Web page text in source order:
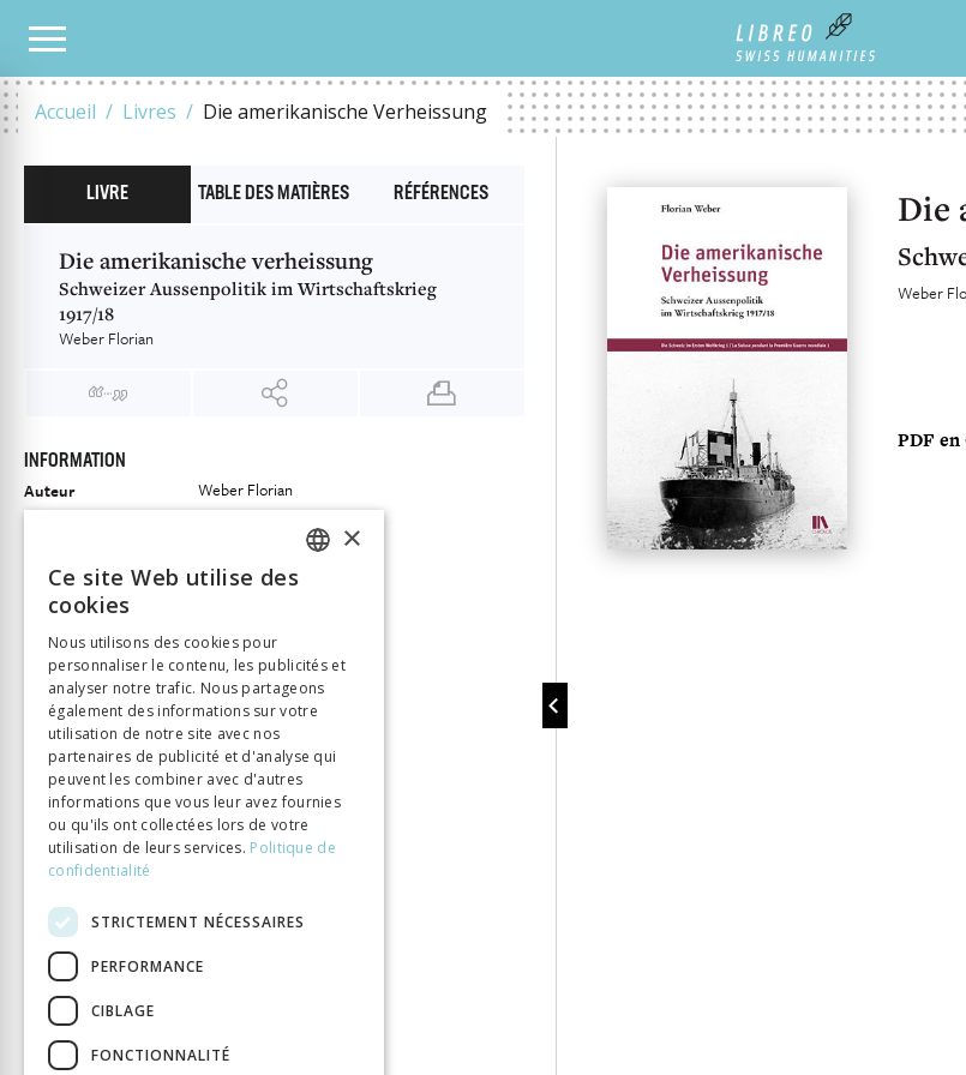
Accueil Livres Die amerikanische Verheissung
NOTRE CATALOGUE
Die
Weber
PDF en
LIVRE TABLE DES MATIÈRES RÉFÉRENCES
Die amerikanische verheissung
Schweizer Aussenpolitik im Wirtschaftskrieg
1917/18
Weber Florian
INFORMATION
Auteur
Weber Florian
Nombre de pages
272
Parution
DOI
1033057/chronos.1369
ITALIAN
×
Ce site Web utilise des
cookies
Nous utilisons des cookies pour
personnaliser le contenu, les publicités et
analyser notre trafic. Nous partageons
également des informations sur votre
utilisation de notre site avec nos
partenaires de publicité et d'analyse qui
peuvent les combiner avec d'autres
informations que vous leur avez fournies
ou qu'ils ont collectées lors de votre
utilisation de leurs services. Politique de
confidentialité
STRICTEMENT NÉCESSAIRES
PERFORMANCE
CIBLAGE
FONCTIONNALITÉ